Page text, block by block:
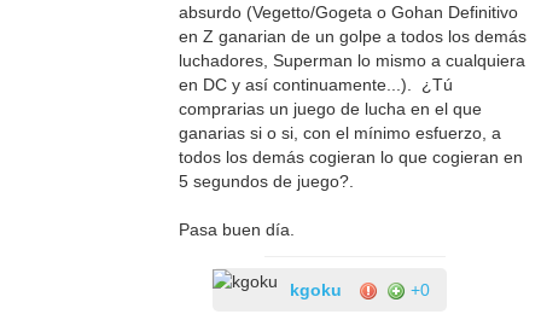
absurdo (Vegetto/Gogeta o Gohan Definitivo
en Z ganarian de un golpe a todos los demás
luchadores, Superman lo mismo a cualquiera
en DC y así continuamente...). ¿Tú
comprarias un juego de lucha en el que
ganarias si o si, con el mínimo esfuerzo, a
todos los demás cogieran lo que cogieran en
5 segundos de juego?.
Pasa buen día.
kgoku +0